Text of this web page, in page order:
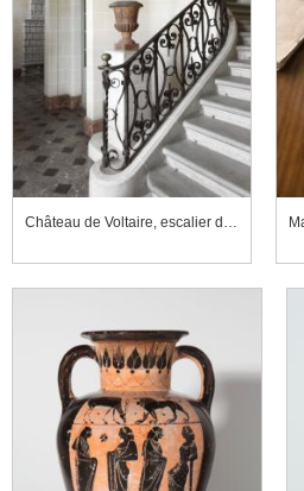
Château de Voltaire, escalier d'honneur